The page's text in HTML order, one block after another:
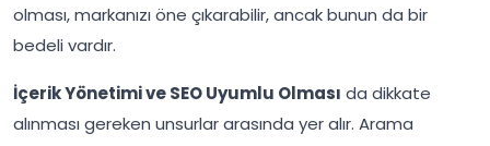
olması, markanızı öne çıkarabilir, ancak bunun da bir
bedeli vardır.
İçerik Yönetimi ve SEO Uyumlu Olması da dikkate
alınması gereken unsurlar arasında yer alır. Arama